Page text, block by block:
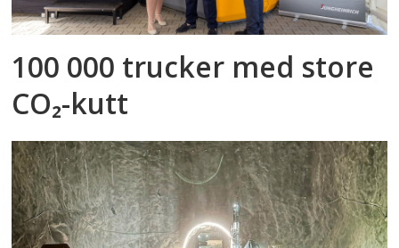
100 000 trucker med store
CO₂-kutt